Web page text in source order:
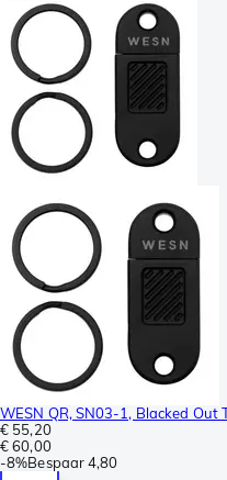
WESN QR, SN03-1, Blacked
€ 55,20
€ 60,00
-8%Bespaar4,80